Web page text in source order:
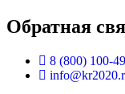
Обратная
8 (800) 100-